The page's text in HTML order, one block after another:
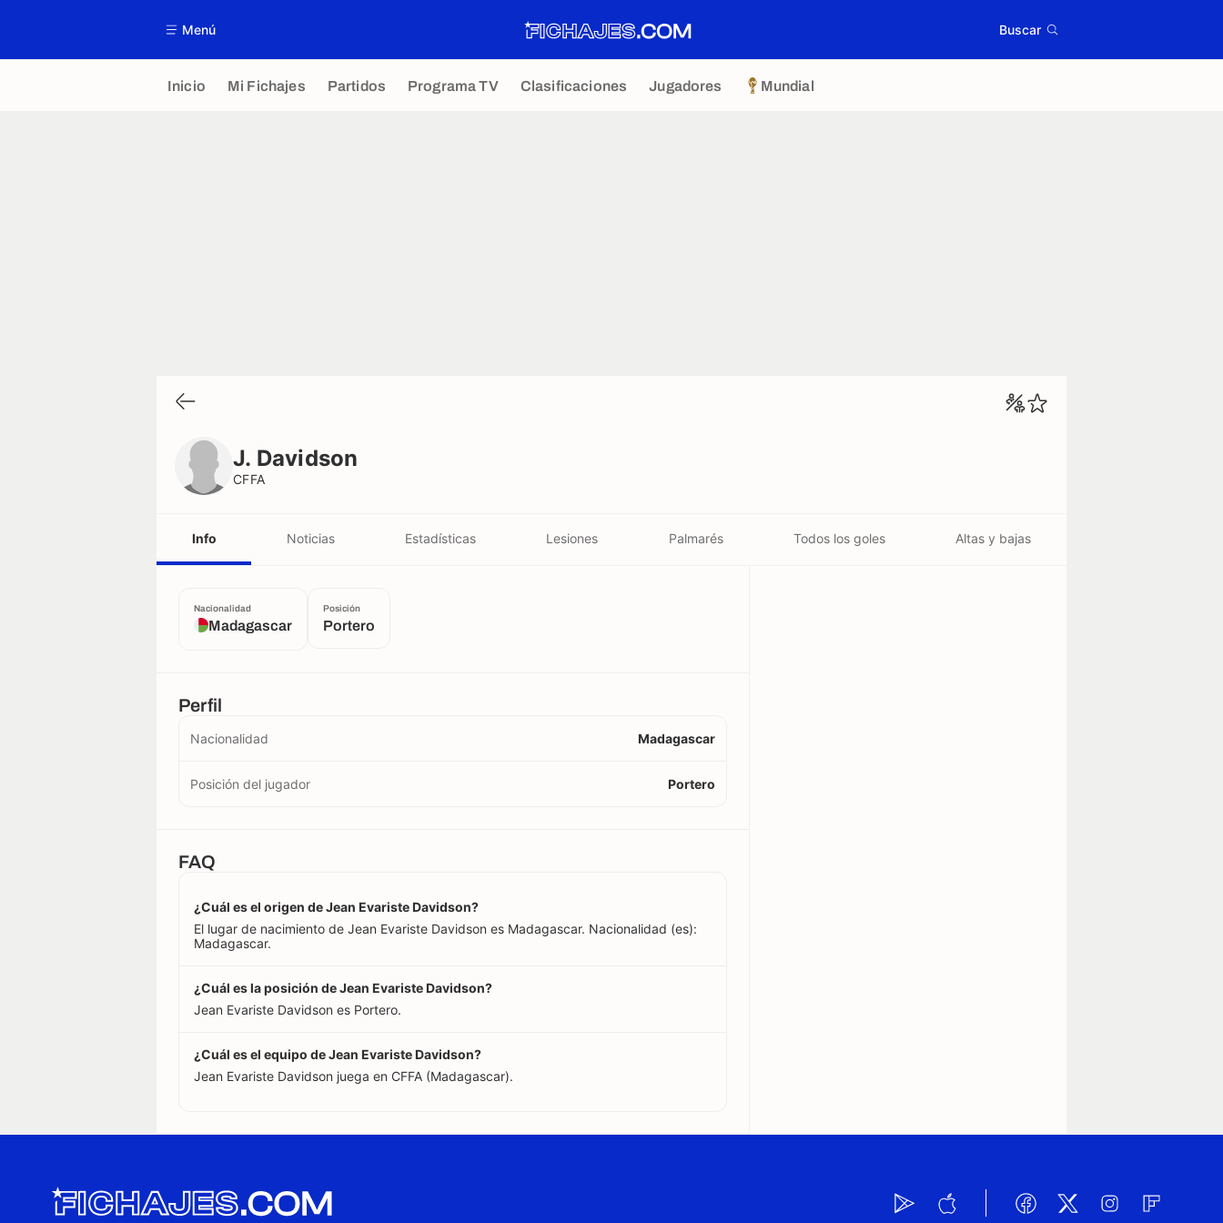
Menú Buscar
Inicio Mi Fichajes Partidos Programa TV Clasificaciones Jugadores Mundial
J. Davidson
CFFA
Info Noticias Estadísticas Lesiones Palmarés Todos los goles Altas y bajas
Nacionalidad
Madagascar
Posición
Portero
Perfil
Nacionalidad Madagascar
Posición del jugador Portero
FAQ
¿Cuál es el origen de Jean Evariste Davidson?
El lugar de nacimiento de Jean Evariste Davidson es Madagascar. Nacionalidad (es):
Madagascar.
¿Cuál es la posición de Jean Evariste Davidson?
Jean Evariste Davidson es Portero.
¿Cuál es el equipo de Jean Evariste Davidson?
Jean Evariste Davidson juega en CFFA (Madagascar).